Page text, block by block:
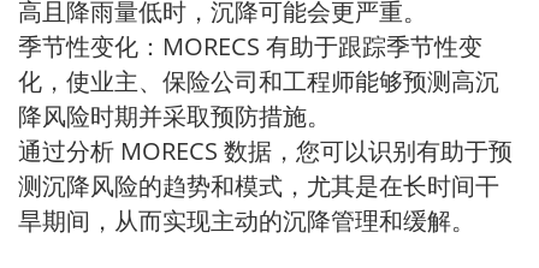
高且降雨量低时，沉降可能会更严重。
季节性变化：MORECS 有助于跟踪季节性变
化，使业主、保险公司和工程师能够预测高沉
降风险时期并采取预防措施。
通过分析 MORECS 数据，您可以识别有助于预
测沉降风险的趋势和模式，尤其是在长时间干
旱期间，从而实现主动的沉降管理和缓解。